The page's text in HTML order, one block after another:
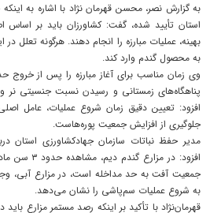
به گزارش نصر، محسن قهرمان‌ نژاد با اشاره به
استان تأیید شده، گفت: کشاورزان باید بر اساس
بهینه، عملیات مبارزه را انجام دهند. هرگونه
به محصول گندم وارد کند.
پناهگاه‌های زمستانی و رسیدن نسبت جنسیتی نر
افزود: تعیین دقیق زمان شروع عملیات، عامل
جلوگیری از افزایش جمعیت پوره‌هاست.
مدیر حفظ نباتات سازمان جهادکشاورزی استان
به شروع عملیات سم‌پاشی را نشان می‌دهد.
قهرمان‌نژاد با تأکید بر اینکه رصد مستمر مزارع